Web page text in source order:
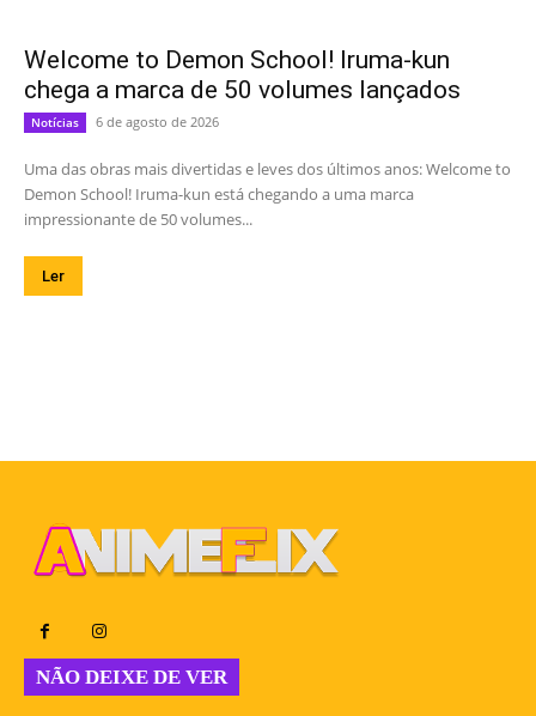
Welcome to Demon School! Iruma-kun
chega a marca de 50 volumes lançados
Notícias 6 de agosto de 2026
Uma das obras mais divertidas e leves dos últimos anos: Welcome to
Demon School! Iruma-kun está chegando a uma marca
impressionante de 50 volumes...
Ler
NÃO DEIXE DE VER